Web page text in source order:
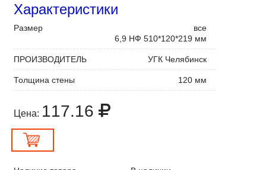
Характеристики
Размер
все
6,9 НФ 510*120*219 мм
ПРОИЗВОДИТЕЛЬ УГК Челябинск
Толщина стены 120 мм
Цена: 117.16